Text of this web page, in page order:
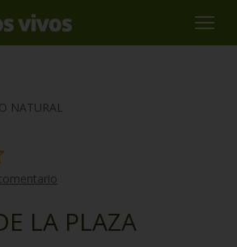
NATURAL
LA PLAZA